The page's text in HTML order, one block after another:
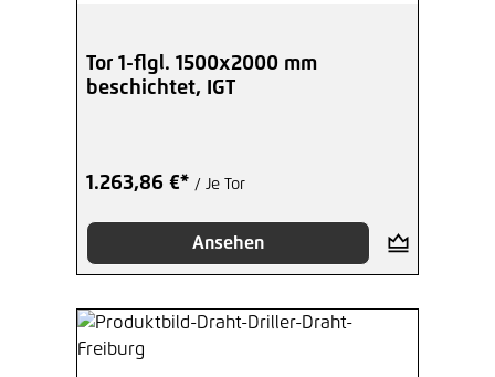
Tor 1-flgl. 1500x2000 mm
beschichtet, IGT
1.263,86 €* / Je Tor
Ansehen